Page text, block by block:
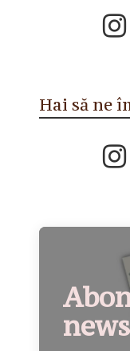
Hai să ne